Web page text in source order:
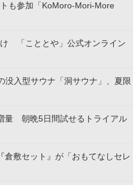
も参加「KoMoro-Mori-More
「こととや」公式オンライン
没入型サウナ「洞サウナ」、夏限
量 朝晩5日間試せるトライアル
敷セット』が「おもてなしセレ